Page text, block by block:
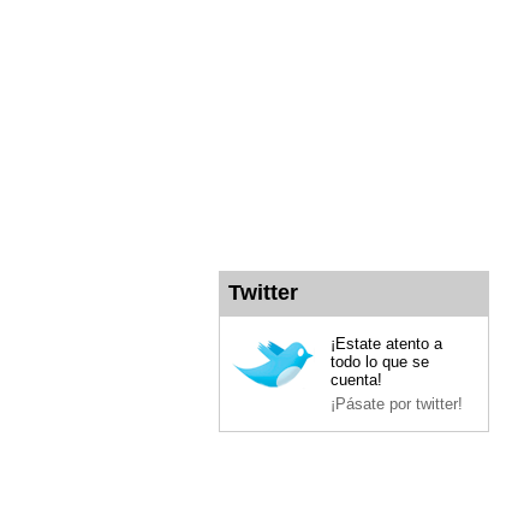
Twitter
¡Estate atento a
todo lo que se
cuenta!
¡Pásate por twitter!